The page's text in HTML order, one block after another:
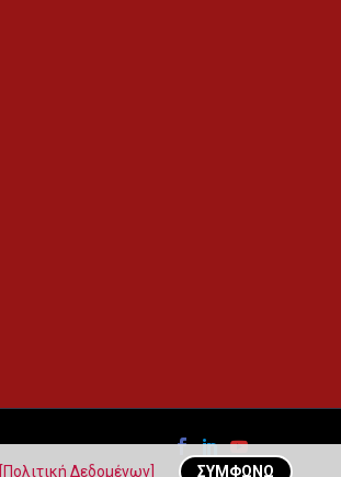
[Πολιτική Δεδομένων] ΣΥΜΦΩΝΏ